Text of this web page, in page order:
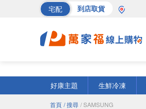
宅配 到店取貨
好康主題
生鮮冷凍
首頁 / 搜尋 / SAMSUNG